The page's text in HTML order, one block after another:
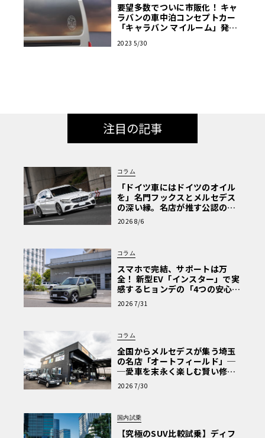
要望多数でついに市販化！ キャ
ラバンの車中泊コンセプトカー
「キャラバン マイルーム」発売
2023 5/30
注目の記事
コラム
「ドイツ車にはドイツのオイル
を」名門フックスとメルセデス
の深い縁。名店が推す公認の安
心と、Cクラスで味わうシルキー
な走り〈PR〉
2026 8/6
コラム
スマホで完結、サポートは万
全！ 新型EV「インスター」で実
感するヒョンデの「4つの安心」
【第1回・ヒョンデ6つの疑問：
Why? Hyundai?】〈PR〉
2026 7/31
コラム
全国からメルセデスが集う埼玉
の名店「オートフィールド」─
─愛車を末永く楽しむ賢い修理
術と、プロがフックス製オイル
を選ぶ理由〈PR〉
2026 7/30
国内試乗
【究極のSUV比較試乗】ディフ